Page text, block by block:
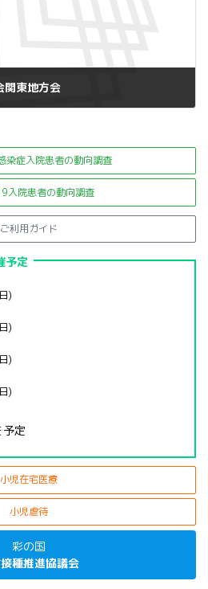
関東地方会
染症入院患者の動向調査
入院患者の動向調査
ご利用ガイド
予定
)
)
)
)
定
小児在宅医療
小児虐待
彩の国
種推進協議会